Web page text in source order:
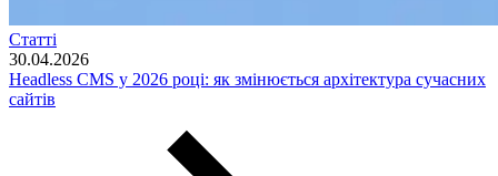
Статті
30.04.2026
Headless CMS у 2026 році: як змінюється архітектура сучасних
сайтів